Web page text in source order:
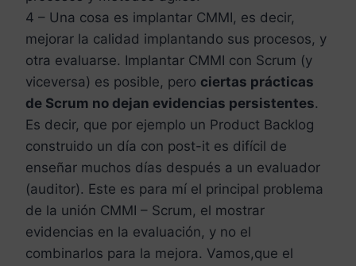
4 – Una cosa es implantar CMMI, es decir,
mejorar la calidad implantando sus procesos, y
otra evaluarse. Implantar CMMI con Scrum (y
viceversa) es posible, pero ciertas prácticas
de Scrum no dejan evidencias persistentes.
Es decir, que por ejemplo un Product Backlog
construido un día con post-it es difícil de
enseñar muchos días después a un evaluador
(auditor). Este es para mí el principal problema
de la unión CMMI – Scrum, el mostrar
evidencias en la evaluación, y no el
combinarlos para la mejora. Vamos,que el